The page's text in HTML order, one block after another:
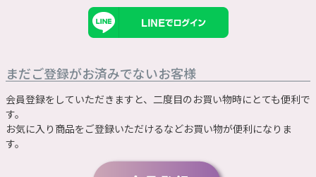
まだご登録がお済みでないお客様
会員登録をしていただきますと、二度目のお買い物時にとても便利で
す。
お気に入り商品をご登録いただけるなどお買い物が便利になりま
す。